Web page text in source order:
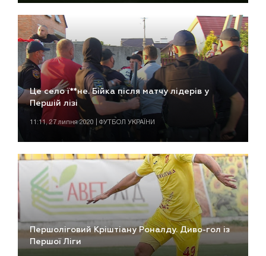
Це село ї**не. Бійка після матчу лідерів у
Першій лізі
11:11, 27 липня 2020 | ФУТБОЛ УКРАЇНИ
Першоліговий Кріштіану Роналду. Диво-гол із
Першої Ліги